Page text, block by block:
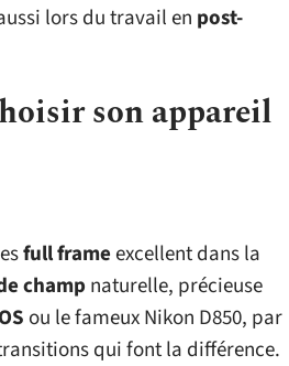
lors du travail en post-
son appareil
full frameexcellent dans la
champ naturelle, précieuse
ou le fameux Nikon D850, par
qui font la différence.